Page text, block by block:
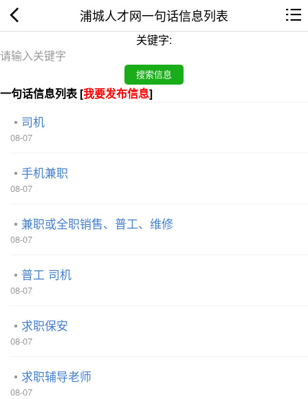
浦城人才网一句话信息列表
关键字:
一句话信息列表 [我要发布信息]
司机
08-07
手机兼职
08-07
兼职或全职销售、普工、维修
08-07
普工 司机
08-07
求职保安
08-07
求职辅导老师
08-07